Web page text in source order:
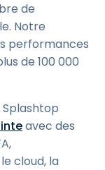
de
Notre
performances
de 100 000
Splashtop
avec des
cloud, la